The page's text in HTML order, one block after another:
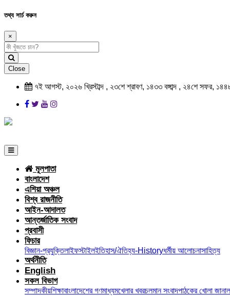
তথ্য সার্চ করুন
×
Close
৭ই আগস্ট, ২০২৬ খ্রিস্টাব্দ , ২৩শে শ্রাবণ, ১৪৩৩ বঙ্গাব্দ , ২৪শে সফর,
মূলপাতা
বাংলাদেশ
এশিয়া অঞ্চল
বিশ্ব রাজনীতি
আইন-আদালত
আন্তর্জাতিক সংবাদ
প্রবাসী
ফিচার
বিজ্ঞান-প্রযুক্তিলাইফস্টাইলইতিহাস/ঐতিহ্য-Historyধর্মীয় আলোচনাসাহিত্য
অর্থনীতি
English
সকল বিভাগ
সম্পাদকীয়শিক্ষাবাংলাদেশের গণমাধ্যমখেলার খবরচলমান সংবাদপাঠকের খোলা